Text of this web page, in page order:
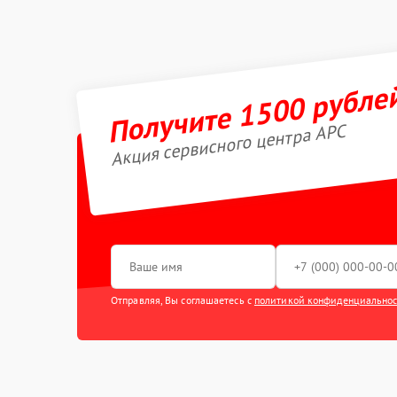
Получите 1500
Акция сервисного центра APC
Отправляя, Вы соглашаетесь с политикой